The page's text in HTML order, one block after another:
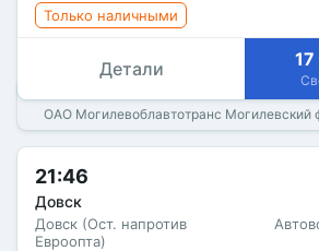
Только наличными
Детали 17
ОАО Могилевоблавтотранс Могилевский
21:46
Довск
Довск (Ост. напротив
Евроопта)